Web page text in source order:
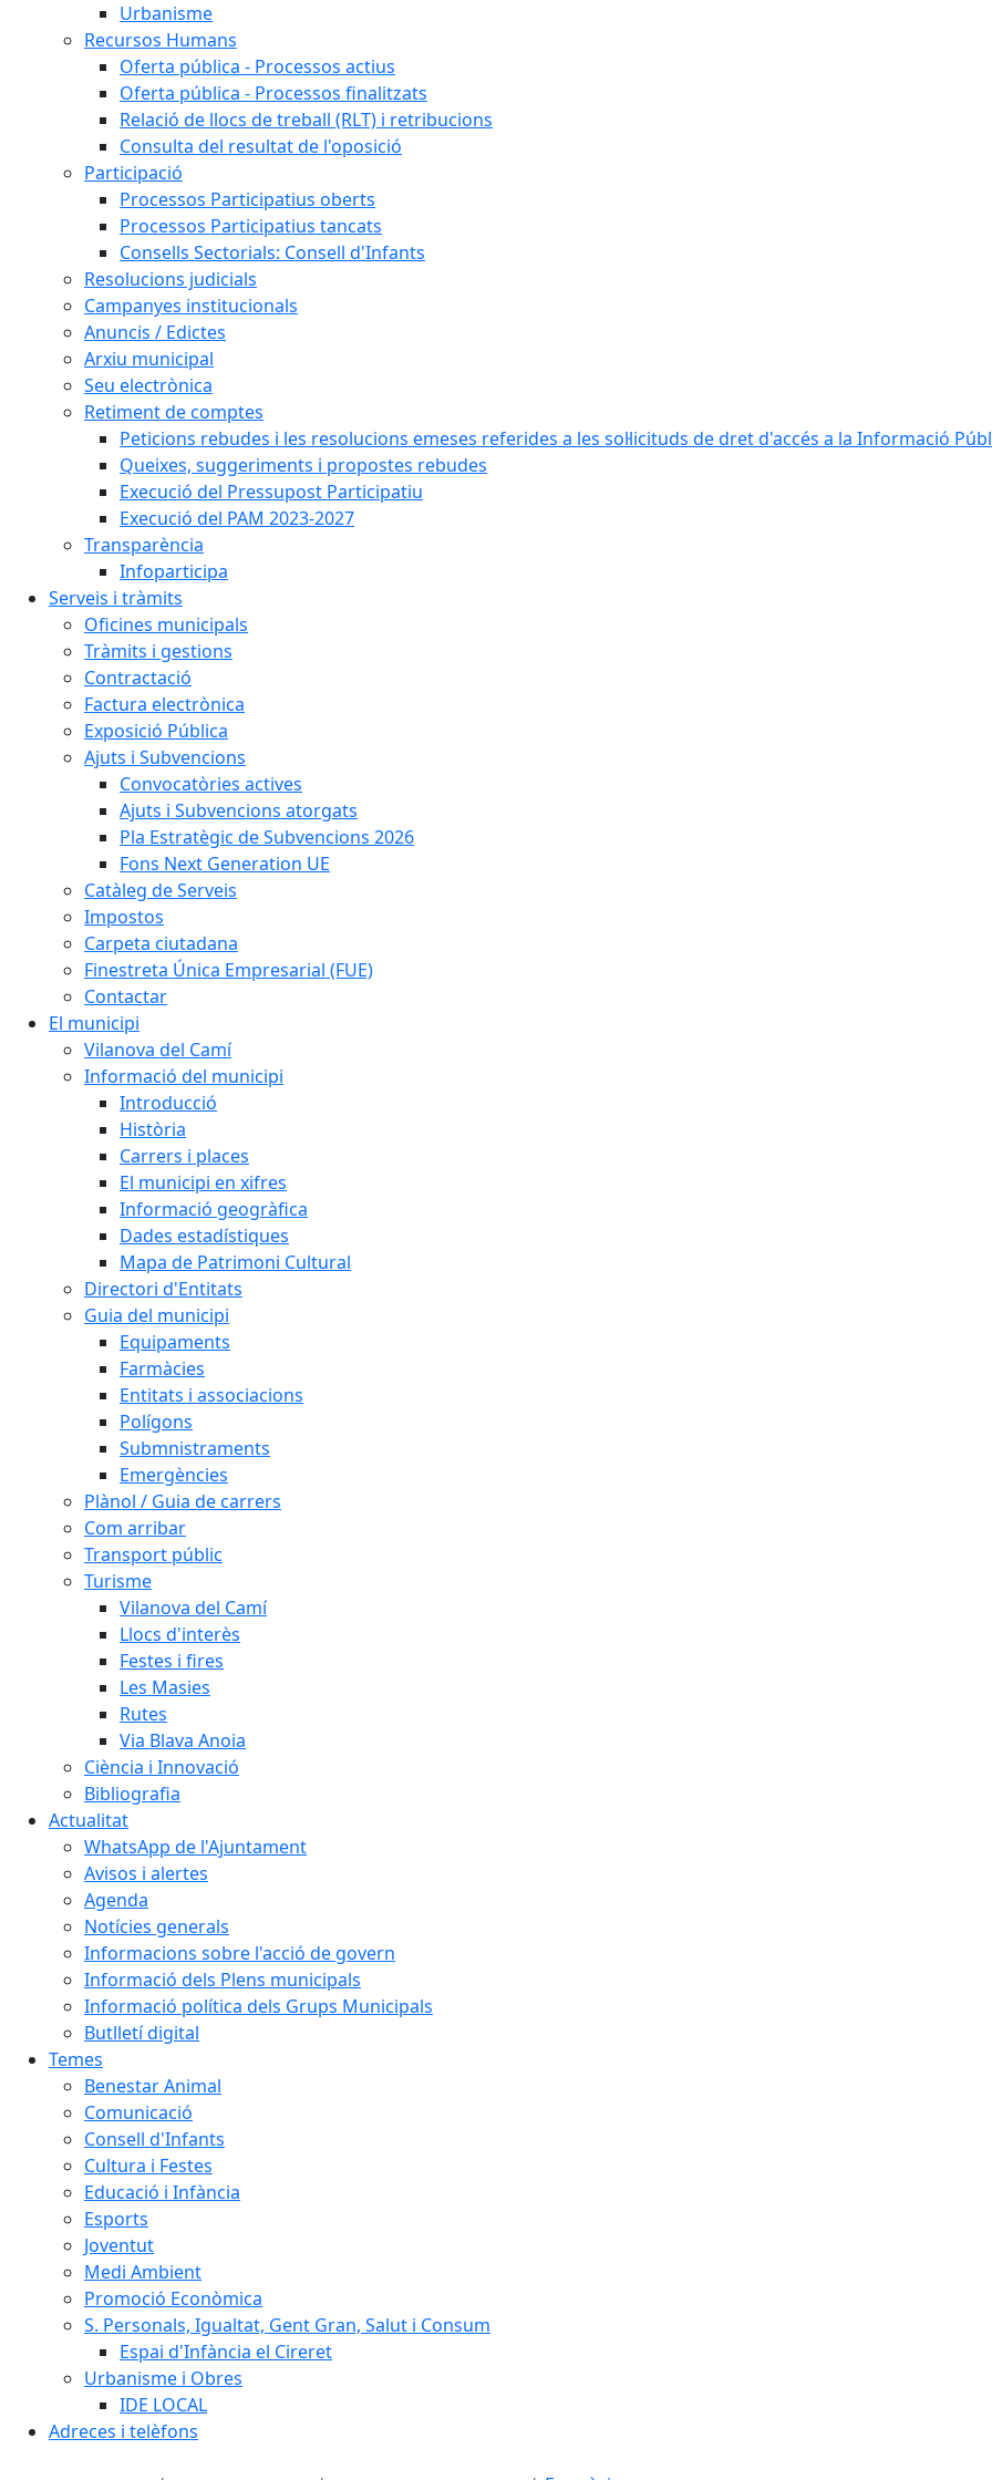
Urbanisme
Recursos Humans
Oferta pública - Processos actius
Oferta pública - Processos finalitzats
Relació de llocs de treball (RLT) i retribucions
Consulta del resultat de l'oposició
Participació
Processos Participatius oberts
Processos Participatius tancats
Consells Sectorials: Consell d'Infants
Resolucions judicials
Campanyes institucionals
Anuncis / Edictes
Arxiu municipal
Seu electrònica
Retiment de comptes
Peticions rebudes i les resolucions emeses referides a les sol·licituds de dret d'accés a la Informació
Queixes, suggeriments i propostes rebudes
Execució del Pressupost Participatiu
Execució del PAM 2023-2027
Transparència
Infoparticipa
Serveis i tràmits
Oficines municipals
Tràmits i gestions
Contractació
Factura electrònica
Exposició Pública
Ajuts i Subvencions
Convocatòries actives
Ajuts i Subvencions atorgats
Pla Estratègic de Subvencions 2026
Fons Next Generation UE
Catàleg de Serveis
Impostos
Carpeta ciutadana
Finestreta Única Empresarial (FUE)
Contactar
El municipi
Vilanova del Camí
Informació del municipi
Introducció
Història
Carrers i places
El municipi en xifres
Informació geogràfica
Dades estadístiques
Mapa de Patrimoni Cultural
Directori d'Entitats
Guia del municipi
Equipaments
Farmàcies
Entitats i associacions
Polígons
Submnistraments
Emergències
Plànol / Guia de carrers
Com arribar
Transport públic
Turisme
Vilanova del Camí
Llocs d'interès
Festes i fires
Les Masies
Rutes
Via Blava Anoia
Ciència i Innovació
Bibliografia
Actualitat
WhatsApp de l'Ajuntament
Avisos i alertes
Agenda
Notícies generals
Informacions sobre l'acció de govern
Informació dels Plens municipals
Informació política dels Grups Municipals
Butlletí digital
Temes
Benestar Animal
Comunicació
Consell d'Infants
Cultura i Festes
Educació i Infància
Esports
Joventut
Medi Ambient
Promoció Econòmica
S. Personals, Igualtat, Gent Gran, Salut i Consum
Espai d'Infància el Cireret
Urbanisme i Obres
IDE LOCAL
Adreces i telèfons